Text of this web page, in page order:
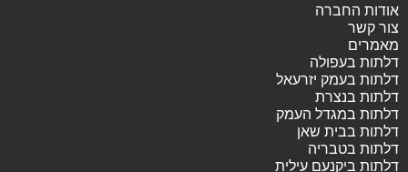
אודות החברה
צור קשר
מאמרים
דלתות בעפולה
דלתות בעמק יזרעאל
דלתות בנצרת
דלתות במגדל העמק
דלתות בבית שאן
דלתות בטבריה
דלתות ביקנעם עילית